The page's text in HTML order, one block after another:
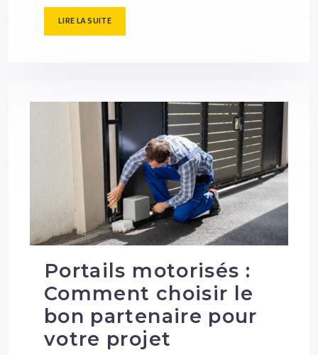
LIRE LA SUITE
Portails motorisés :
Comment choisir le
bon partenaire pour
votre projet